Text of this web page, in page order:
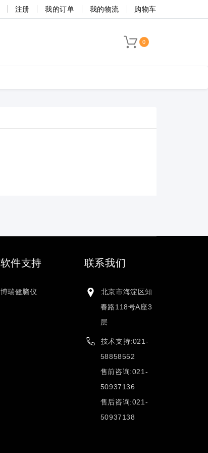
注册 我的订单 我的物流 购物车
0
软件支持
博瑞健脑仪
联系我们
北京市海淀区知
春路118号A座3
层
技术支持:021-
58858552
售前咨询:021-
50937136
售后咨询:021-
50937138